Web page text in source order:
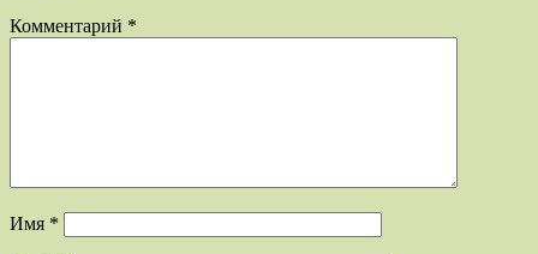
Комментарий *
Имя *